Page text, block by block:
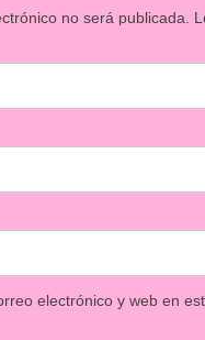
no será publicada.
electrónico y web en